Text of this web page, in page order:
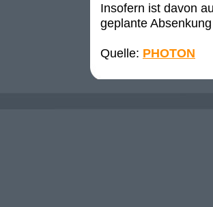
Insofern ist davon
geplante
Quelle: PHOTON